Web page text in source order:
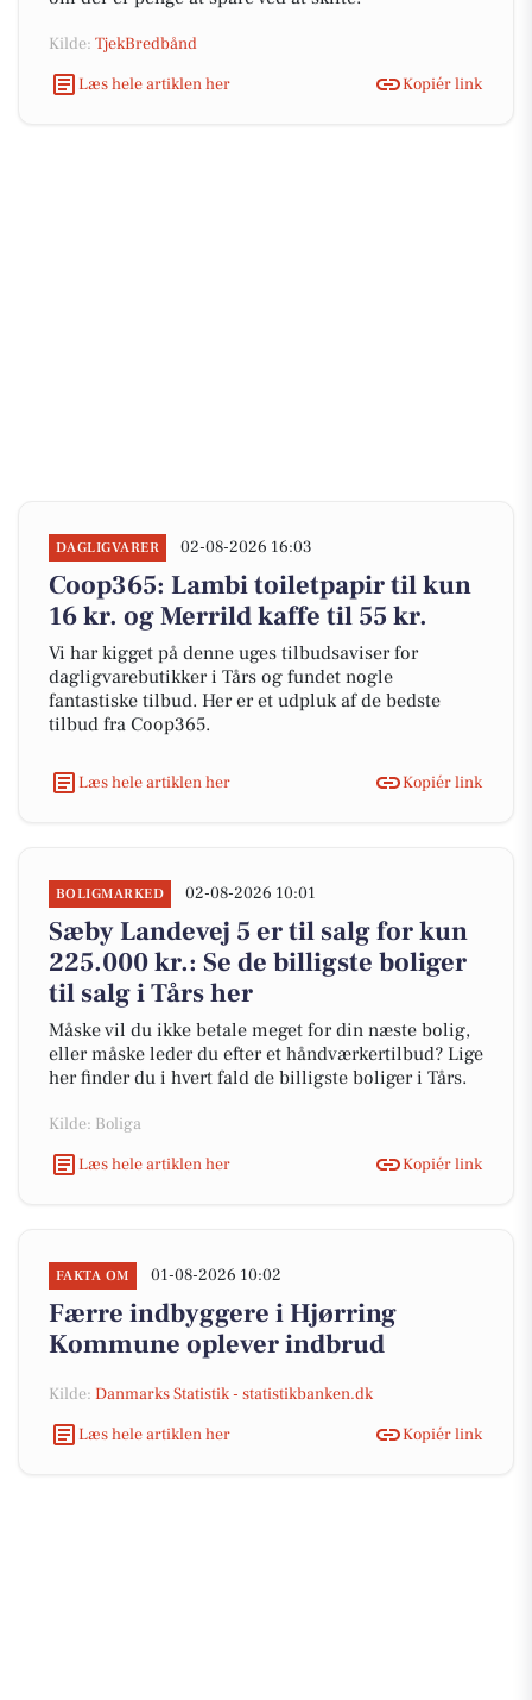
Kilde: TjekBredbånd
Læs hele artiklen her
Kopiér link
DAGLIGVARER 02-08-2026 16:03
Coop365: Lambi toiletpapir til kun
16 kr. og Merrild kaffe til 55 kr.
Vi har kigget på denne uges tilbudsaviser for
dagligvarebutikker i Tårs og fundet nogle
fantastiske tilbud. Her er et udpluk af de bedste
tilbud fra Coop365.
Læs hele artiklen her Kopiér link
BOLIGMARKED 02-08-2026 10:01
Sæby Landevej 5 er til salg for kun
225.000 kr.: Se de billigste boliger
til salg i Tårs her
Måske vil du ikke betale meget for din næste bolig,
eller måske leder du efter et håndværkertilbud? Lige
her finder du i hvert fald de billigste boliger i Tårs.
Kilde: Boliga
Læs hele artiklen her
Kopiér link
FAKTA OM 01-08-2026 10:02
Færre indbyggere i Hjørring
Kommune oplever indbrud
Kilde: Danmarks Statistik - statistikbanken.dk
Læs hele artiklen her
Kopiér link